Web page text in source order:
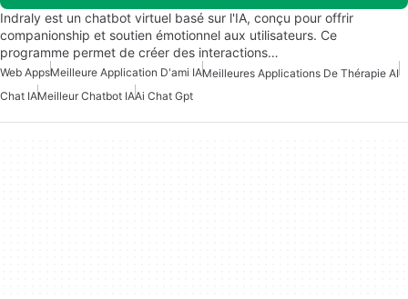
Indraly est un chatbot virtuel basé sur l'IA, conçu pour offrir
companionship et soutien émotionnel aux utilisateurs. Ce
programme permet de créer des interactions…
Web AppsMeilleure Application D'ami IAMeilleures Applications De Thérapie AI
Chat IAMeilleur Chatbot IAAi Chat Gpt